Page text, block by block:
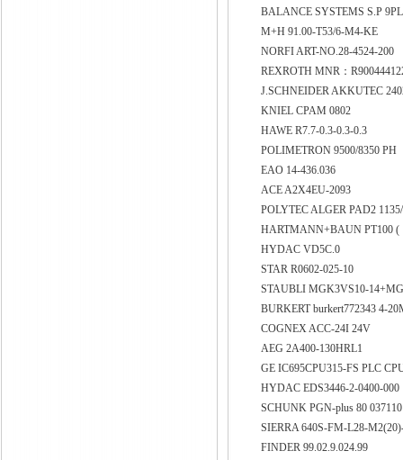
BALANCE SYSTEMS S.P
M+H 91.00-T53/6-M4-KE
NORFI ART-NO.28-4524-200
REXROTH MNR：
J.SCHNEIDER AKKUTEC
KNIEL CPAM 0802
HAWE R7.7-0.3-0.3-0.3
POLIMETRON 9500/8350 PH
EAO 14-436.036
ACE A2X4EU-2093
POLYTEC ALGER PAD2
HARTMANN+BAUN PT100 (
HYDAC VD5C.0
STAR R0602-025-10
STAUBLI MGK3VS10-
BURKERT burkert772343 4-
COGNEX ACC-24I 24V
AEG 2A400-130HRL1
GE IC695CPU315-FS PLC
HYDAC EDS3446-2-0400-000
SCHUNK PGN-plus 80
SIERRA 640S-FM-L28-
FINDER 99.02.9.024.99